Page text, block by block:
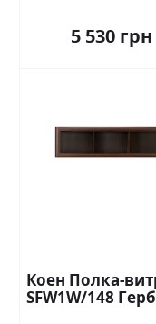
5 530 грн
Коен Полка-
SFW1W/148